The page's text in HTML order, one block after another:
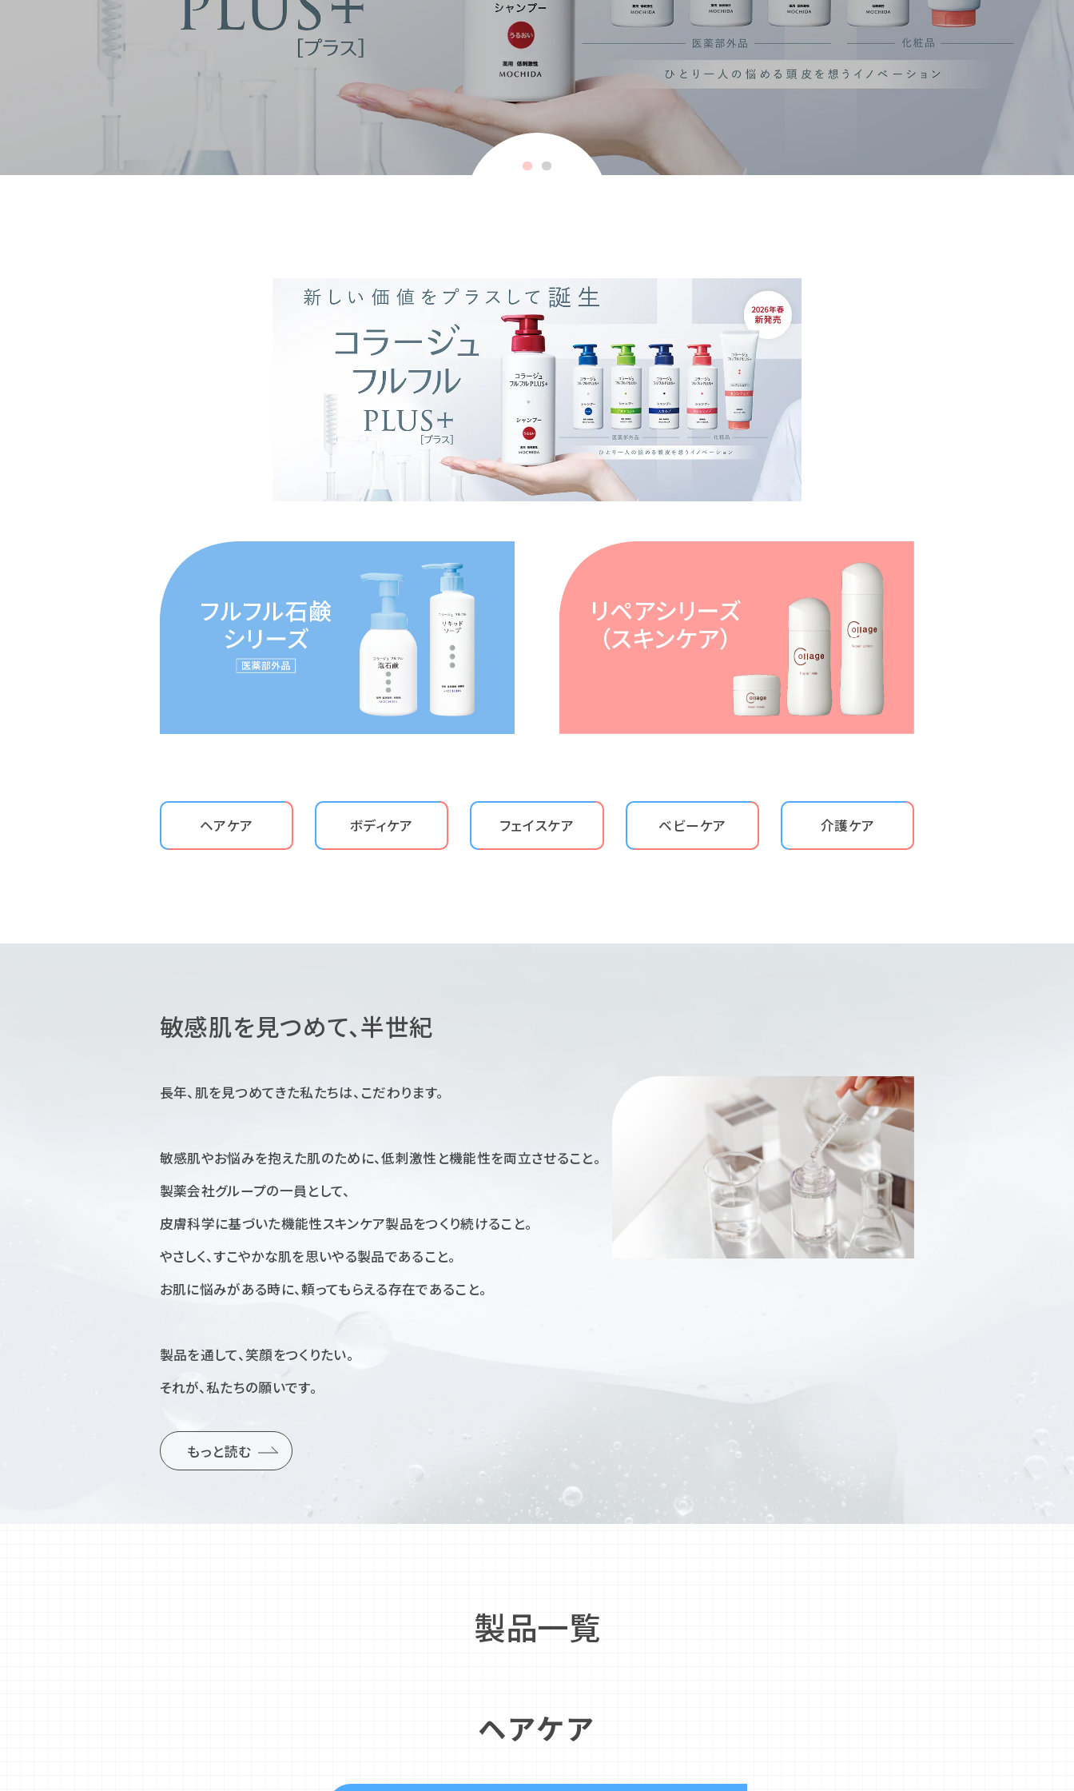
ヘアケア ボディケア フェイスケア ベビーケア 介護ケア
敏感肌を見つめて、半世紀
長年、肌を見つめてきた私たちは、こだわります。
敏感肌やお悩みを抱えた肌のために、低刺激性と機能性を両立させること。
製薬会社グループの一員として、
皮膚科学に基づいた機能性スキンケア製品をつくり続けること。
やさしく、すこやかな肌を思いやる製品であること。
お肌に悩みがある時に、頼ってもらえる存在であること。
製品を通して、笑顔をつくりたい。
それが、私たちの願いです。
もっと読む
製品一覧
ヘアケア